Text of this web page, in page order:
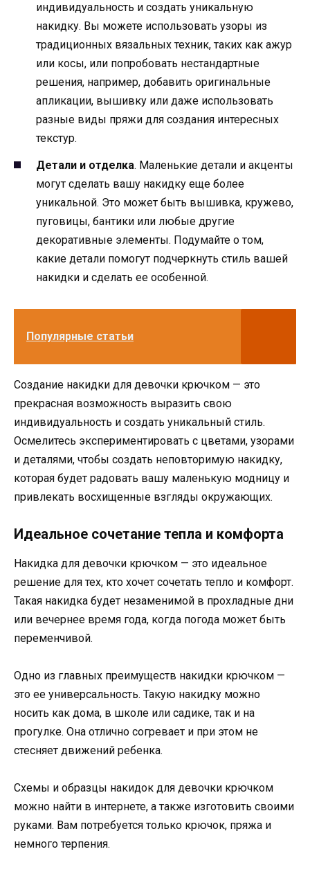
индивидуальность и создать уникальную
накидку. Вы можете использовать узоры из
традиционных вязальных техник, таких как ажур
или косы, или попробовать нестандартные
решения, например, добавить оригинальные
апликации, вышивку или даже использовать
разные виды пряжи для создания интересных
текстур.
Детали и отделка. Маленькие детали и акценты
могут сделать вашу накидку еще более
уникальной. Это может быть вышивка, кружево,
пуговицы, бантики или любые другие
декоративные элементы. Подумайте о том,
какие детали помогут подчеркнуть стиль вашей
накидки и сделать ее особенной.
Популярные статьи
Создание накидки для девочки крючком — это
прекрасная возможность выразить свою
индивидуальность и создать уникальный стиль.
Осмелитесь экспериментировать с цветами, узорами
и деталями, чтобы создать неповторимую накидку,
которая будет радовать вашу маленькую модницу и
привлекать восхищенные взгляды окружающих.
Идеальное сочетание тепла и комфорта
Накидка для девочки крючком — это идеальное
решение для тех, кто хочет сочетать тепло и комфорт.
Такая накидка будет незаменимой в прохладные дни
или вечернее время года, когда погода может быть
переменчивой.
Одно из главных преимуществ накидки крючком —
это ее универсальность. Такую накидку можно
носить как дома, в школе или садике, так и на
прогулке. Она отлично согревает и при этом не
стесняет движений ребенка.
Схемы и образцы накидок для девочки крючком
можно найти в интернете, а также изготовить своими
руками. Вам потребуется только крючок, пряжа и
немного терпения.